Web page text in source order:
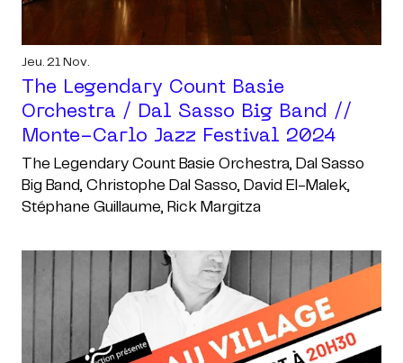
Jeu. 21 Nov.
The Legendary Count Basie
Orchestra / Dal Sasso Big Band //
Monte-Carlo Jazz Festival 2024
The Legendary Count Basie Orchestra, Dal Sasso
Big Band, Christophe Dal Sasso, David El-Malek,
Stéphane Guillaume, Rick Margitza